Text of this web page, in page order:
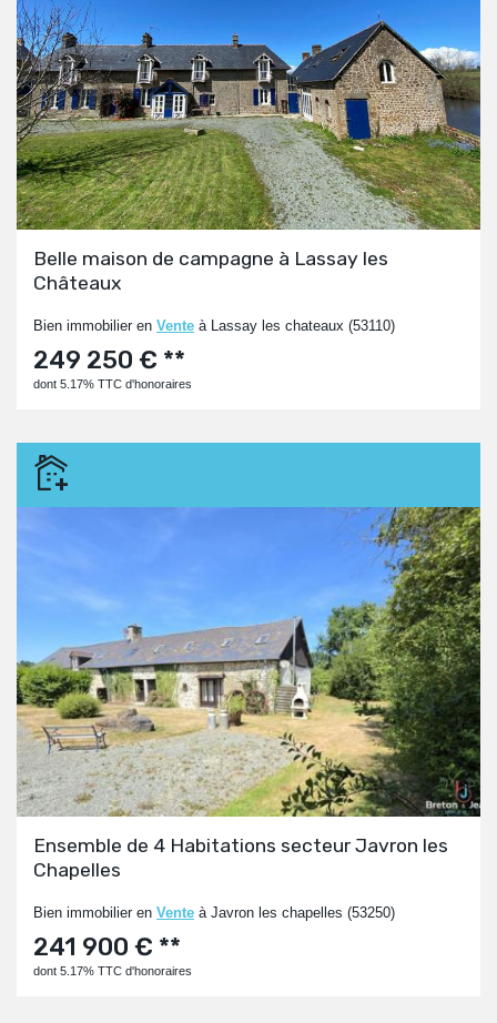
Belle maison de campagne à Lassay les
Châteaux
Bien immobilier en Vente à Lassay les chateaux (53110)
249 250 € **
dont 5.17% TTC d'honoraires
Ensemble de 4 Habitations secteur Javron les
Chapelles
Bien immobilier en Vente à Javron les chapelles (53250)
241 900 € **
dont 5.17% TTC d'honoraires